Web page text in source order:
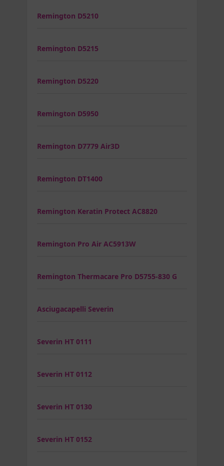
Remington D5210
Remington D5215
Remington D5220
Remington D5950
Remington D7779 Air3D
Remington DT1400
Remington Keratin Protect AC8820
Remington Pro Air AC5913W
Remington Thermacare Pro D5755-830 G
Asciugacapelli Severin
Severin HT 0111
Severin HT 0112
Severin HT 0130
Severin HT 0152